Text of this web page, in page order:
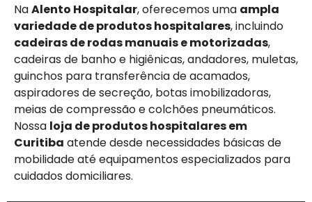
NaAlento Hospitalar, oferecemos uma ampla
variedade de produtos hospitalares, incluindo
cadeiras de rodas manuais e motorizadas,
cadeiras de banho e higiênicas, andadores, muletas,
guinchos para transferência de acamados,
aspiradores de secreção, botas imobilizadoras,
meias de compressão e colchões pneumáticos.
Nossa loja de produtos hospitalares em
Curitiba atende desde necessidades básicas de
mobilidade até equipamentos especializados para
cuidados domiciliares.